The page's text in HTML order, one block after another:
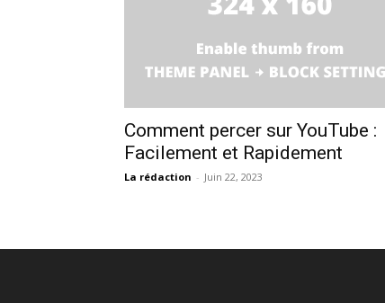
Comment percer sur YouTube :
Facilement et Rapidement
La rédaction - Juin 22, 2023